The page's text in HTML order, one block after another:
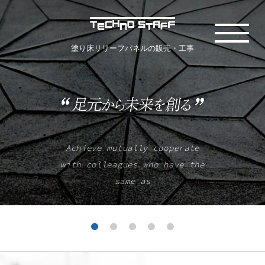
塗り床リリーフパネルの販売・工事
Achieve mutually cooperate
with colleagues who have the
same as